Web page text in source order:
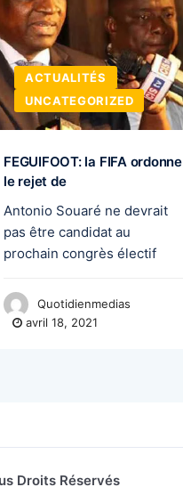
ACTUALITÉS
UNCATEGORIZED
FEGUIFOOT: la FIFA ordonne
le rejet de
Antonio Souaré ne devrait
pas être candidat au
prochain congrès électif
Quotidienmedias
avril 18, 2021
Droits Réservés